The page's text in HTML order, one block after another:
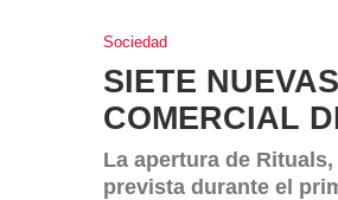
Sociedad
SIETE
COMERCIAL
La apertura de
prevista durante el